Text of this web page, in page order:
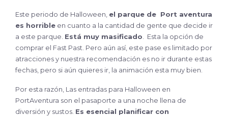
Este periodo de Halloween, el parque de Port aventura
es horrible en cuanto a la cantidad de gente que decide ir
a este parque. Está muy masificado. Esta la opción de
comprar el Fast Past. Pero aún así, este pase es limitado por
atracciones y nuestra recomendación es no ir durante estas
fechas, pero si aún quieres ir, la animación esta muy bien.
Por esta razón, Las entradas para Halloween en
PortAventura son el pasaporte a una noche llena de
diversión y sustos. Es esencial planificar con